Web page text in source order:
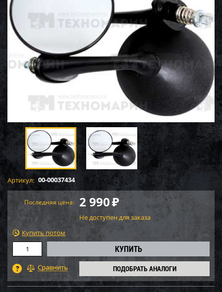
Артикул: 00-00037434
Последняя цена: 2 990₽
Не доступен для заказа
Купить потом
ПОДОБРАТЬ АНАЛОГИ